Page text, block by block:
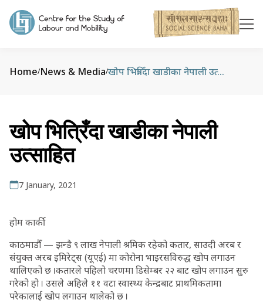
Home/News & Media/ खोप भित्रिँदा खाडीका नेपाली उत्साहित
खोप भित्रिँदा खाडीका नेपाली
उत्साहित
7 January, 2021
होम कार्की
काठमाडौँ — झन्डै ९ लाख नेपाली श्रमिक रहेको कतार, साउदी अरब र
संयुक्त अरब इमिरेट्स (यूएई) मा कोरोना भाइरसविरुद्ध खोप लगाउन
थालिएको छ ।कतारले पहिलो चरणमा डिसेम्बर २२ बाट खोप लगाउन सुरु
गरेको हो । उसले अहिले ११ वटा स्वास्थ्य केन्द्रबाट प्राथमिकतामा
परेकालाई खोप लगाउन थालेको छ ।